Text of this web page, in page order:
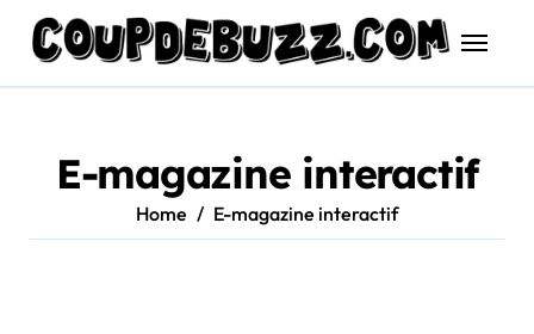
content
E-magazine interactif
Home E-magazine interactif